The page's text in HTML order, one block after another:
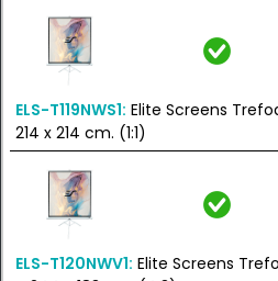
ELS-T119NWS1: Elite Screens
214 x 214 cm. (1:1)
ELS-T120NWV1: Elite Screens